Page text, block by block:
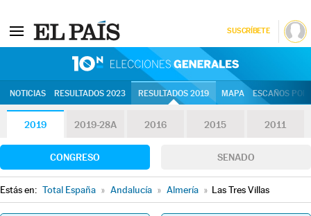
SUSCRÍBETE
NOTICIAS RESULTADOS 2023 RESULTADOS 2019 MAPA ESCAÑOS
2019 2019-28A 2016 2015 2011
CONGRESO SENADO
Estás en: Total España » Andalucía » Almería » Las Tres Villas